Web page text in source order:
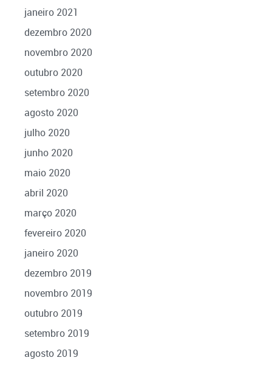
janeiro 2021
dezembro 2020
novembro 2020
outubro 2020
setembro 2020
agosto 2020
julho 2020
junho 2020
maio 2020
abril 2020
março 2020
fevereiro 2020
janeiro 2020
dezembro 2019
novembro 2019
outubro 2019
setembro 2019
agosto 2019